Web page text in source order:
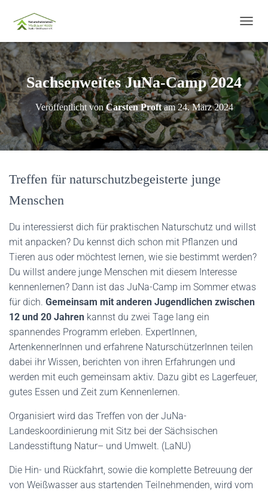
A
V
I
G
A
T
I
O
N
U
T
Sachsenweites JuNa-Camp 2024
Veröffentlicht vonCarsten Proftam24. März 2024
Treffen für naturschutzbegeisterte junge
Menschen
Du interessierst dich für praktischen Naturschutz und willst
mit anpacken? Du kennst dich schon mit Pflanzen und
Tieren aus oder möchtest lernen, wie sie bestimmt werden?
Du willst andere junge Menschen mit diesem Interesse
kennenlernen? Dann ist das JuNa-Camp im Sommer etwas
für dich. Gemeinsam mit anderen Jugendlichen zwischen
12 und 20 Jahren kannst du zwei Tage lang ein
spannendes Programm erleben. ExpertInnen,
ArtenkennerInnen und erfahrene NaturschützerInnen teilen
dabei ihr Wissen, berichten von ihren Erfahrungen und
werden mit euch gemeinsam aktiv. Dazu gibt es Lagerfeuer,
gutes Essen und Zeit zum Kennenlernen.
Organisiert wird das Treffen von der JuNa-
Landeskoordinierung mit Sitz bei der Sächsischen
Landesstiftung Natur– und Umwelt. (LaNU)
Die Hin- und Rückfahrt, sowie die komplette Betreuung der
von Weißwasser aus startenden Teilnehmenden, wird vom